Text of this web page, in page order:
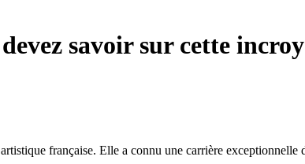
savoir sur cette
française. Elle a connu une carrière